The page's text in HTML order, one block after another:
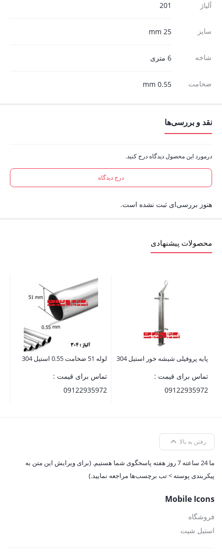
آلیاژ 201
سایز 25 mm
شاخه 6 متری
ضخامت 0.55 mm
نقد و بررسی‌ها
درمورد این محصول دیدگاه درج کنید.
درج دیدگاه
هنوز بررسی‌ای ثبت نشده است.
محصولات پیشنهادی
پایه پروفیلی شیشه خور استیل 304
تماس برای قیمت :
09122935972
لوله 51 ضخامت 0.55 استیل 304
تماس برای قیمت :
09122935972
رفتن به بالا
ما 24 ساعته 7 روز هفته پاسخگوی شما هستیم. (برای ویرایش این متن به
پیکربندی پوسته > تب برچسب‌ها مراجعه نمایید.)
Mobile Icons
فروشگاه
استیل شیت